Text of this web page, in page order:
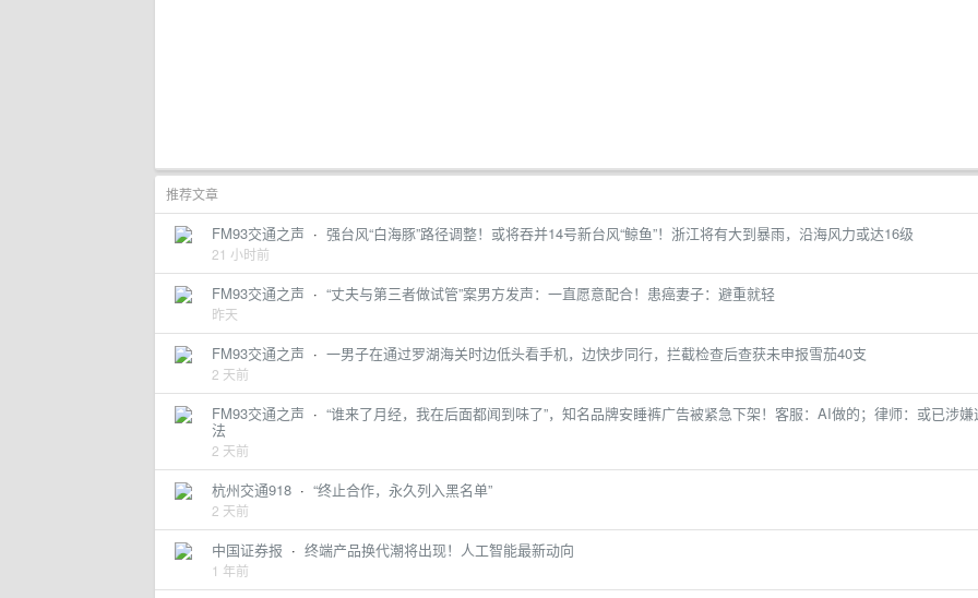
推荐文章
FM93交通之声 · 强台风“白海豚”路径调整！或将吞并14号新台风“鲸鱼”！浙江将有大到暴雨，沿海风力或达16级
21 小时前
FM93交通之声 · “丈夫与第三者做试管”案男方发声：一直愿意配合！患癌妻子：避重就轻
昨天
FM93交通之声 · 一男子在通过罗湖海关时边低头看手机，边快步同行，拦截检查后查获未申报雪茄40支
2 天前
FM93交通之声 · “谁来了月经，我在后面都闻到味了”，知名品牌安睡裤广告被紧急下架！客服：AI做的；律师：或已涉嫌
法
2 天前
杭州交通918 · “终止合作，永久列入黑名单”
2 天前
中国证券报 · 终端产品换代潮将出现！人工智能最新动向
1 年前